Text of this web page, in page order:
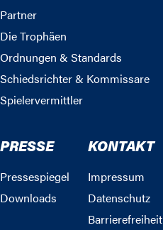
Partner
Die Trophäen
Ordnungen & Standards
Schiedsrichter & Kommissare
Spielervermittler
PRESSE
Pressespiegel
Downloads
KONTAKT
Impressum
Datenschutz
Barrierefreiheit